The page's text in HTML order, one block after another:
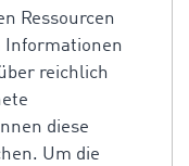
Ressourcen
Informationen
reichlich
diese
Um die